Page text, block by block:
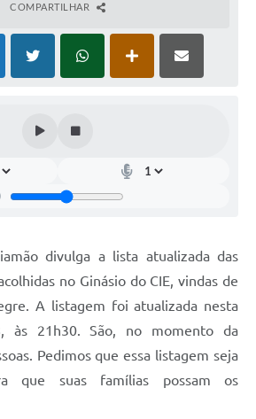
COMPARTILHAR
divulga a lista atualizada das
no Ginásio do CIE, vindas de
A listagem foi atualizada nesta
às 21h30. São, no momento da
Pedimos que essa listagem seja
que suas famílias possam os